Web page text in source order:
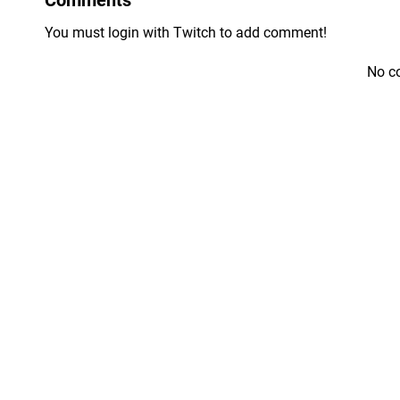
You must login with Twitch to add comment!
No